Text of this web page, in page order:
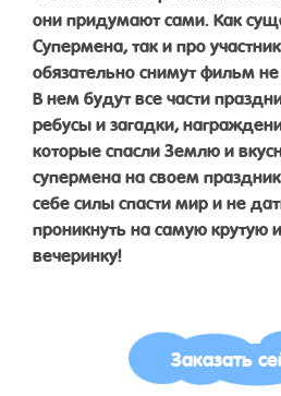
они придумают сами. Как
Супермена, так и про
обязательно снимут фильм
В нем будут все части
ребусы и загадки,
которые спасли Землю и
супермена на своем
себе силы спасти мир и не
проникнуть на самую
вечеринку!
Заказать